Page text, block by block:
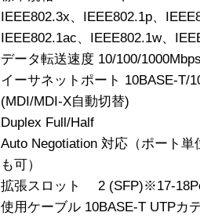
IEEE802.3x、IEEE802.1p、
IEEE802.1ac、IEEE802.1w、
データ転送速度 10/100/
イーサネットポート 10BASE-T/
(MDI/MDI-X自動切替)
Duplex Full/Half
Auto Negotiation 対応（ポート
も可）
拡張スロット 2 (SFP)※17-
使用ケーブル 10BASE-T UTPカ